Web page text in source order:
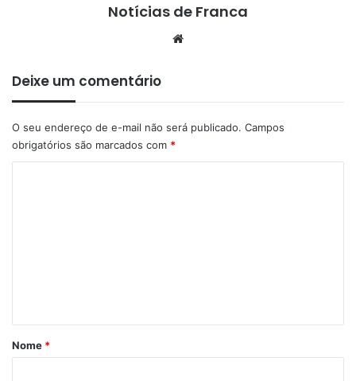
Notícias de Franca
Deixe um comentário
O seu endereço de e-mail não será publicado. Campos
obrigatórios são marcados com *
rNome *